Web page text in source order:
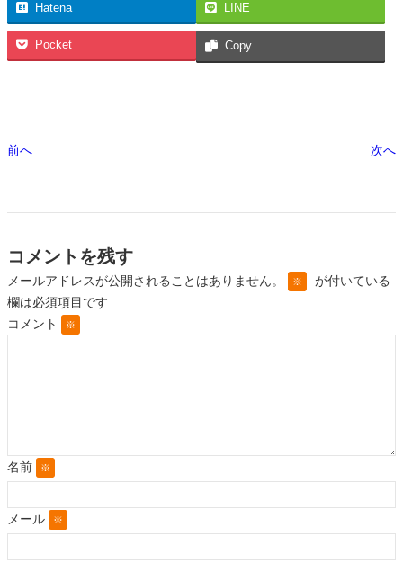
Hatena LINE
Pocket Copy
前へ 次へ
コメントを残す
メールアドレスが公開されることはありません。 ※
が付いている
欄は必須項目です
コメント
※
名前 ※
メール ※